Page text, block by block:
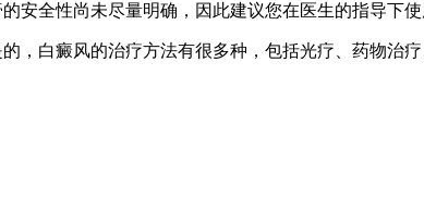
安全性尚未尽量明确，因此建议您在医生的指导下
，白癜风的治疗方法有很多种，包括光疗、药物治